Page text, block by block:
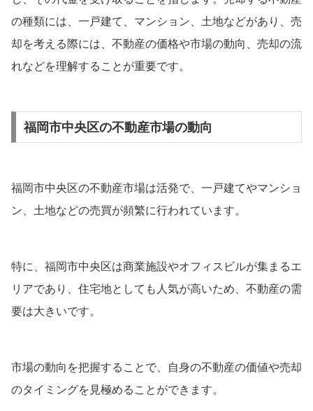
の種類には、一戸建て、マンション、土地などがあり、売
却を考える際には、不動産の価格や市場の動向、売却の流
れなどを理解することが重要です。
福岡市中央区の不動産市場の動向
福岡市中央区の不動産市場は活発で、一戸建てやマンショ
ン、土地などの売買が頻繁に行われています。
特に、福岡市中央区は商業施設やオフィスビルが集まるエ
リアであり、住宅地としても人気が高いため、不動産の需
要は大きいです。
市場の動向を把握することで、自身の不動産の価値や売却
のタイミングを見極めることができます。